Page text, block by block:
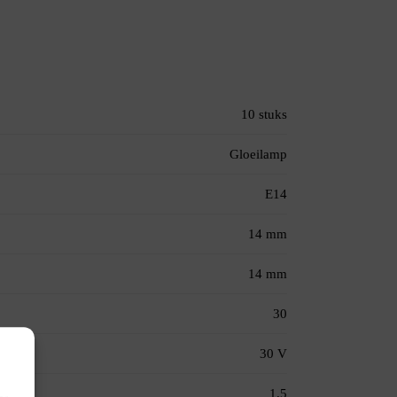
10 stuks
Gloeilamp
E14
14 mm
14 mm
30
30 V
1.5